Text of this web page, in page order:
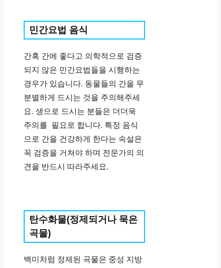
민간요법 음식
간혹 간에 좋다고 의학적으로 검증
되지 않은 민간요법들을 시행하는
경우가 있습니다. 동물들의 간을 무
분별하게 드시는 것을 주의해주세
요. 생으로 드시는 분들은 더더욱
주의를 필요로 합니다. 특정 음식
으로 간을 건강하게 한다는 속설은
꼭 검증을 거쳐야 하며 전문가의 의
견을 반드시 따라주세요.
탄수화물(정제되거나 묵은
곡물)
백미처럼 정제된 곡물은 중성 지방